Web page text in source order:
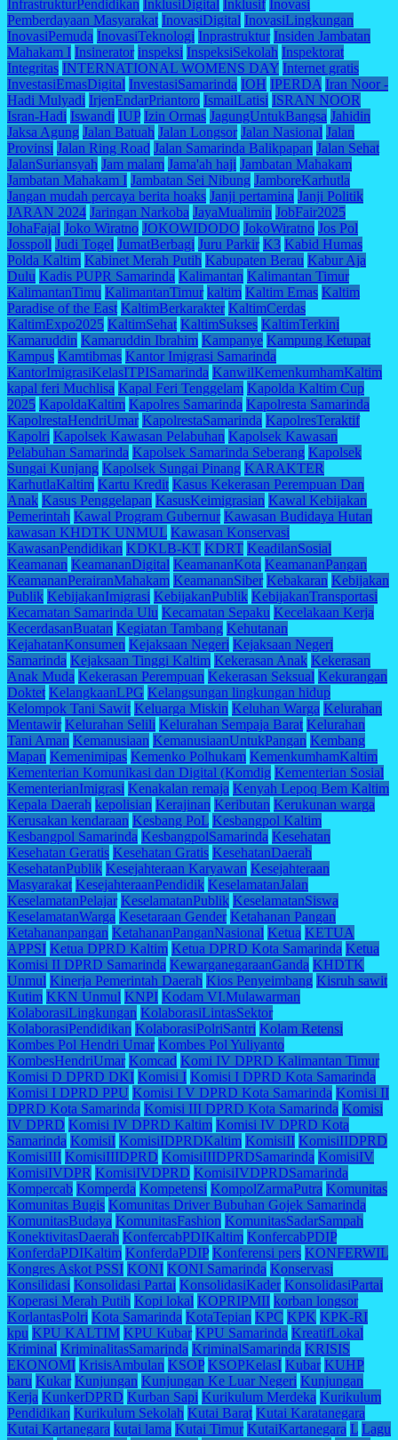
InfrastrukturPendidikan InklusiDigital Inklusif Inovasi
Pemberdayaan Masyarakat InovasiDigital InovasiLingkungan
InovasiPemuda InovasiTeknologi Inprastruktur Insiden Jambatan
Mahakam I Insinerator inspeksi InspeksiSekolah Inspektorat
Integritas INTERNATIONAL WOMENS DAY Internet gratis
InvestasiEmasDigital InvestasiSamarinda IOH IPERDA Iran Noor -
Hadi Mulyadi IrjenEndarPriantoro IsmailLatisi ISRAN NOOR
Isran-Hadi Iswandi IUP Izin Ormas JagungUntukBangsa Jahidin
Jaksa Agung Jalan Batuah Jalan Longsor Jalan Nasional Jalan
Provinsi Jalan Ring Road Jalan Samarinda Balikpapan Jalan Sehat
JalanSuriansyah Jam malam Jama'ah haji Jambatan Mahakam
Jambatan Mahakam I Jambatan Sei Nibung JamboreKarhutla
Jangan mudah percaya berita hoaks Janji pertamina Janji Politik
JARAN 2024 Jaringan Narkoba JayaMualimin JobFair2025
JohaFajal Joko Wiratno JOKOWIDODO JokoWiratno Jos Pol
Josspoll Judi Togel JumatBerbagi Juru Parkir K3 Kabid Humas
Polda Kaltim Kabinet Merah Putih Kabupaten Berau Kabur Aja
Dulu Kadis PUPR Samarinda Kalimantan Kalimantan Timur
KalimantanTimu KalimantanTimur kaltim Kaltim Emas Kaltim
Paradise of the East KaltimBerkarakter KaltimCerdas
KaltimExpo2025 KaltimSehat KaltimSukses KaltimTerkini
Kamaruddin Kamaruddin Ibrahim Kampanye Kampung Ketupat
Kampus Kamtibmas Kantor Imigrasi Samarinda
KantorImigrasiKelasITPISamarinda KanwilKemenkumhamKaltim
kapal feri Muchlisa Kapal Feri Tenggelam Kapolda Kaltim Cup
2025 KapoldaKaltim Kapolres Samarinda Kapolresta Samarinda
KapolrestaHendriUmar KapolrestaSamarinda KapolresTeraktif
Kapolri Kapolsek Kawasan Pelabuhan Kapolsek Kawasan
Pelabuhan Samarinda Kapolsek Samarinda Seberang Kapolsek
Sungai Kunjang Kapolsek Sungai Pinang KARAKTER
KarhutlaKaltim Kartu Kredit Kasus Kekerasan Perempuan Dan
Anak Kasus Penggelapan KasusKeimigrasian Kawal Kebijakan
Pemerintah Kawal Program Gubernur Kawasan Budidaya Hutan
kawasan KHDTK UNMUL Kawasan Konservasi
KawasanPendidikan KDKLB-KT KDRT KeadilanSosial
Keamanan KeamananDigital KeamananKota KeamananPangan
KeamananPerairanMahakam KeamananSiber Kebakaran Kebijakan
Publik KebijakanImigrasi KebijakanPublik KebijakanTransportasi
Kecamatan Samarinda Ulu Kecamatan Sepaku Kecelakaan Kerja
KecerdasanBuatan Kegiatan Tambang Kehutanan
KejahatanKonsumen Kejaksaan Negeri Kejaksaan Negeri
Samarinda Kejaksaan Tinggi Kaltim Kekerasan Anak Kekerasan
Anak Muda Kekerasan Perempuan Kekerasan Seksual Kekurangan
Doktet KelangkaanLPG Kelangsungan lingkungan hidup
Kelompok Tani Sawit Keluarga Miskin Keluhan Warga Kelurahan
Mentawir Kelurahan Selili Kelurahan Sempaja Barat Kelurahan
Tani Aman Kemanusiaan KemanusiaanUntukPangan Kembang
Mapan Kemenimipas Kemenko Polhukam KemenkumhamKaltim
Kementerian Komunikasi dan Digital (Komdig Kementerian Sosial
KementerianImigrasi Kenakalan remaja Kenyah Lepoq Bem Kaltim
Kepala Daerah kepolisian Kerajinan Keributan Kerukunan warga
Kerusakan kendaraan Kesbang PoL Kesbangpol Kaltim
Kesbangpol Samarinda KesbangpolSamarinda Kesehatan
Kesehatan Geratis Kesehatan Gratis KesehatanDaerah
KesehatanPublik Kesejahteraan Karyawan Kesejahteraan
Masyarakat KesejahteraanPendidik KeselamatanJalan
KeselamatanPelajar KeselamatanPublik KeselamatanSiswa
KeselamatanWarga Kesetaraan Gender Ketahanan Pangan
Ketahananpangan KetahananPanganNasional Ketua KETUA
APPSI Ketua DPRD Kaltim Ketua DPRD Kota Samarinda Ketua
Komisi II DPRD Samarinda KewarganegaraanGanda KHDTK
Unmul Kinerja Pemerintah Daerah Kios Penyeimbang Kisruh sawit
Kutim KKN Unmul KNPI Kodam VI.Mulawarman
KolaborasiLingkungan KolaborasiLintasSektor
KolaborasiPendidikan KolaborasiPolriSantri Kolam Retensi
Kombes Pol Hendri Umar Kombes Pol Yuliyanto
KombesHendriUmar Komcad Komi IV DPRD Kalimantan Timur
Komisi D DPRD DKI Komisi I Komisi I DPRD Kota Samarinda
Komisi I DPRD PPU Komisi I V DPRD Kota Samarinda Komisi II
DPRD Kota Samarinda Komisi III DPRD Kota Samarinda Komisi
IV DPRD Komisi IV DPRD Kaltim Komisi IV DPRD Kota
Samarinda KomisiI KomisiIDPRDKaltim KomisiII KomisiIIDPRD
KomisiIII KomisiIIIDPRD KomisiIIIDPRDSamarinda KomisiIV
KomisiIVDPR KomisiIVDPRD KomisiIVDPRDSamarinda
Kompercab Komperda Kompetensi KompolZarmaPutra Komunitas
Komunitas Bugis Komunitas Driver Bubuhan Gojek Samarinda
KomunitasBudaya KomunitasFashion KomunitasSadarSampah
KonektivitasDaerah KonfercabPDIKaltim KonfercabPDIP
KonferdaPDIKaltim KonferdaPDIP Konferensi pers KONFERWIL
Kongres Askot PSSI KONI KONI Samarinda Konservasi
Konsilidasi Konsolidasi Partai KonsolidasiKader KonsolidasiPartai
Koperasi Merah Putih Kopi lokal KOPRIPMII korban longsor
KorlantasPolri Kota Samarinda KotaTepian KPC KPK KPK-RI
kpu KPU KALTIM KPU Kubar KPU Samarinda KreatifLokal
Kriminal KriminalitasSamarinda KriminalSamarinda KRISIS
EKONOMI KrisisAmbulan KSOP KSOPKelasI Kubar KUHP
baru Kukar Kunjungan Kunjungan Ke Luar Negeri Kunjungan
Kerja KunkerDPRD Kurban Sapi Kurikulum Merdeka Kurikulum
Pendidikan Kurikulum Sekolah Kutai Barat Kutai Karatanegara
Kutai Kartanegara kutai lama Kutai Timur KutaiKartanegara L Lagu